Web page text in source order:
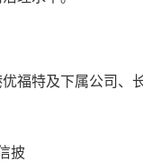
福特及下属公司、
披